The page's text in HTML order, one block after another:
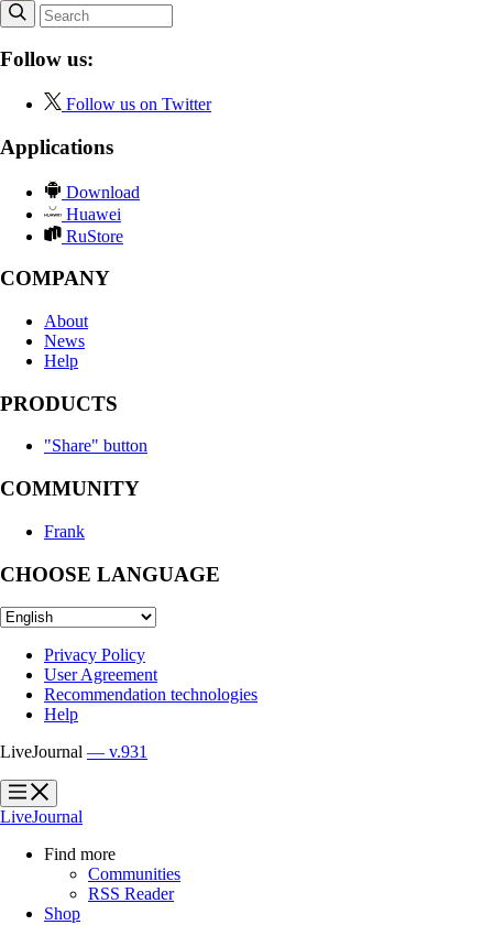
Follow us:
Follow us on Twitter
Applications
Download
Huawei
RuStore
COMPANY
About
News
Help
PRODUCTS
"Share" button
COMMUNITY
Frank
CHOOSE LANGUAGE
Privacy Policy
User Agreement
Recommendation technologies
Help
LiveJournal — v.931
?
?
LiveJournal
Find more
Communities
RSS Reader
Shop